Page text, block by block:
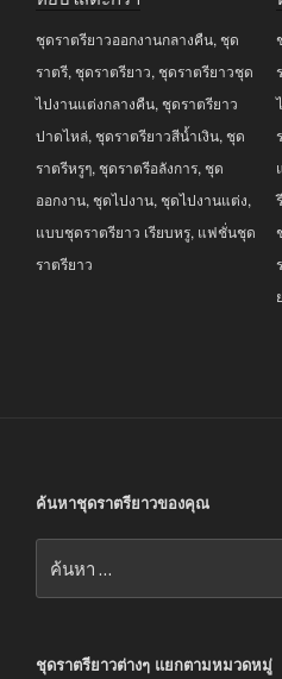
฿3,990.00.฿2,690.00.
ชุดราตรียาวออกงานกลางคืน, ชุด
ราตรี, ชุดราตรียาว, ชุดราตรียาวชุด
ไปงานแต่งกลางคืน, ชุดราตรียาว
ปาดไหล่, ชุดราตรียาวสีน้ำเงิน, ชุด
ราตรีหรูๆ, ชุดราตรีอลังการ, ชุด
ออกงาน, ชุดไปงาน, ชุดไปงานแต่ง,
แบบชุดราตรียาว เรียบหรู, แฟชั่นชุด
ราตรียาว
ค้นหาชุดราตรียาวของคุณ
ชุดราตรียาวต่างๆ แยกตามหมวดหมู่